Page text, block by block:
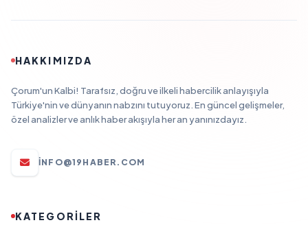
HAKKIMIZDA
Çorum'un Kalbi! Tarafsız, doğru ve ilkeli habercilik anlayışıyla
Türkiye'nin ve dünyanın nabzını tutuyoruz. En güncel gelişmeler,
özel analizler ve anlık haber akışıyla her an yanınızdayız.
INFO@19HABER.COM
KATEGORİLER